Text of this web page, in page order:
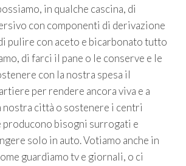
in qualche cascina, di
con componenti di derivazione
pulire con aceto e bicarbonato tutto
di farci il pane o le conserve e le
con la nostra spesa il
per rendere ancora viva e a
nostra città o sostenere i centri
producono bisogni surrogati e
solo in auto. Votiamo anche in
guardiamo tv e giornali, o ci